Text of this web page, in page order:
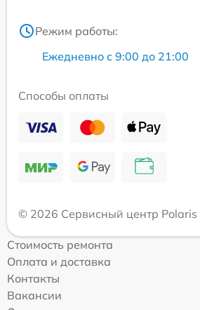
Режим работы:
Ежедневно с 9:00 до 21:00
Способы оплаты
© 2026 Сервисный центр Polaris
Стоимость ремонта
Оплата и доставка
Контакты
Вакансии